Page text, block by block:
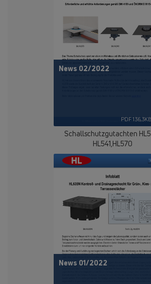
News 02/2022
PDF 136,3KB
Schallschutzgutachten
HL541,HL570
News 01/2022